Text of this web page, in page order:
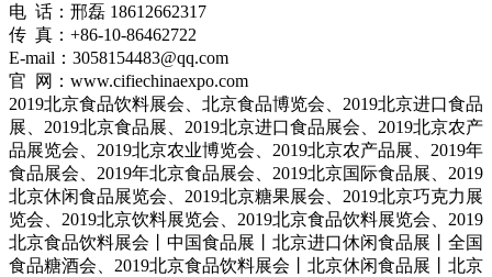
电 话：邢磊 18612662317
传 真：+86-10-86462722
E-mail：3058154483@qq.com
官 网：www.cifiechinaexpo.com
2019北京食品饮料展会、北京食品博览会、2019北京进口食品
展、2019北京食品展、2019北京进口食品展会、2019北京农产
品展览会、2019北京农业博览会、2019北京农产品展、2019年
食品展会、2019年北京食品展会、2019北京国际食品展、2019
北京休闲食品展览会、2019北京糖果展会、2019北京巧克力展
览会、2019北京饮料展览会、2019北京食品饮料展览会、2019
北京食品饮料展会丨中国食品展丨北京进口休闲食品展丨全国
食品糖酒会、2019北京食品饮料展会丨北京休闲食品展丨北京